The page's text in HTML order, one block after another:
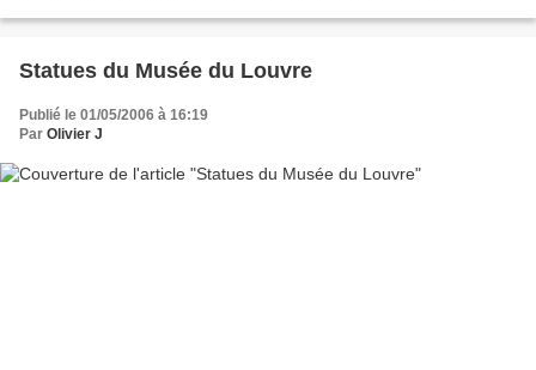
Statues du Musée du Louvre
Publié le 01/05/2006 à 16:19
Par Olivier J